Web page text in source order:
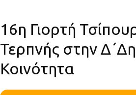
16η Γιορτή
Τερπνής στην
Κοινότητα